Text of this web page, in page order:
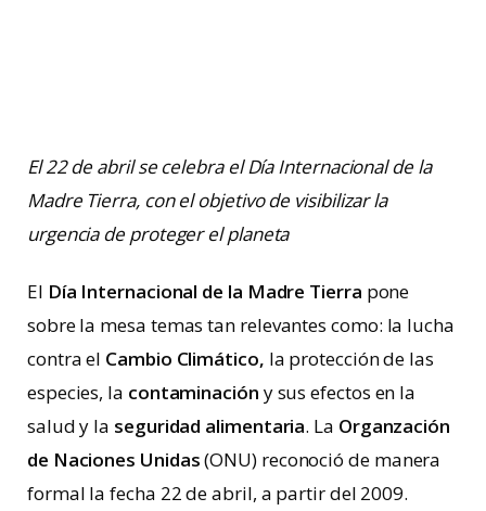
El 22 de abril se celebra el Día Internacional de la
Madre Tierra, con el objetivo de visibilizar la
urgencia de proteger el planeta
El Día Internacional de la Madre Tierra pone
sobre la mesa temas tan relevantes como: la lucha
contra el Cambio Climático, la protección de las
especies, la contaminación y sus efectos en la
salud y la seguridad alimentaria. La Organzación
de Naciones Unidas(ONU) reconoció de manera
formal la fecha 22 de abril, a partir del 2009.